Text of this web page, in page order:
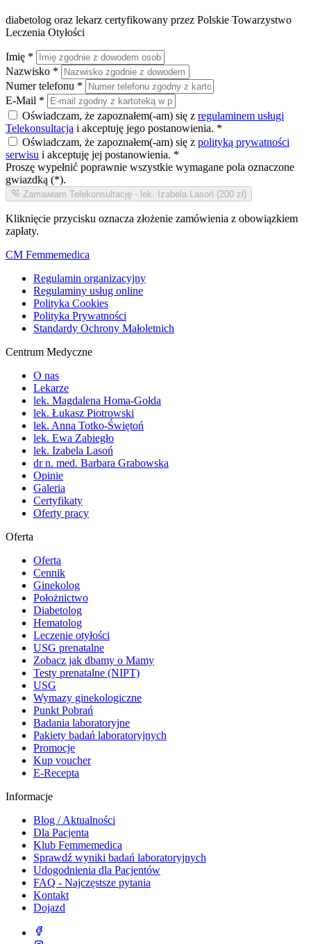
diabetolog oraz lekarz certyfikowany przez Polskie Towarzystwo
Leczenia Otyłości
Imię *
Nazwisko *
Numer telefonu *
E-Mail *
Oświadczam, że zapoznałem(-am) się z regulaminem usługi
Telekonsultacja i akceptuję jego postanowienia. *
Oświadczam, że zapoznałem(-am) się z polityką prywatności
serwisu i akceptuję jej postanowienia. *
Proszę wypełnić poprawnie wszystkie wymagane pola oznaczone
gwiazdką (*).
Zamawiam Telekonsultację - lek. Izabela Lasoń (200 zł)
Kliknięcie przycisku oznacza złożenie zamówienia z obowiązkiem
zapłaty.
CM Femmemedica
Regulamin organizacyjny
Regulaminy usług online
Polityka Cookies
Polityka Prywatności
Standardy Ochrony Małoletnich
Centrum Medyczne
O nas
Lekarze
lek. Magdalena Homa-Gołda
lek. Łukasz Piotrowski
lek. Anna Totko-Świętoń
lek. Ewa Zabiegło
lek. Izabela Lasoń
dr n. med. Barbara Grabowska
Opinie
Galeria
Certyfikaty
Oferty pracy
Oferta
Oferta
Cennik
Ginekolog
Położnictwo
Diabetolog
Hematolog
Leczenie otyłości
USG prenatalne
Zobacz jak dbamy o Mamy
Testy prenatalne (NIPT)
USG
Wymazy ginekologiczne
Punkt Pobrań
Badania laboratoryjne
Pakiety badań laboratoryjnych
Promocje
Kup voucher
E-Recepta
Informacje
Blog / Aktualności
Dla Pacjenta
Klub Femmemedica
Sprawdź wyniki badań laboratoryjnych
Udogodnienia dla Pacjentów
FAQ - Najczęstsze pytania
Kontakt
Dojazd